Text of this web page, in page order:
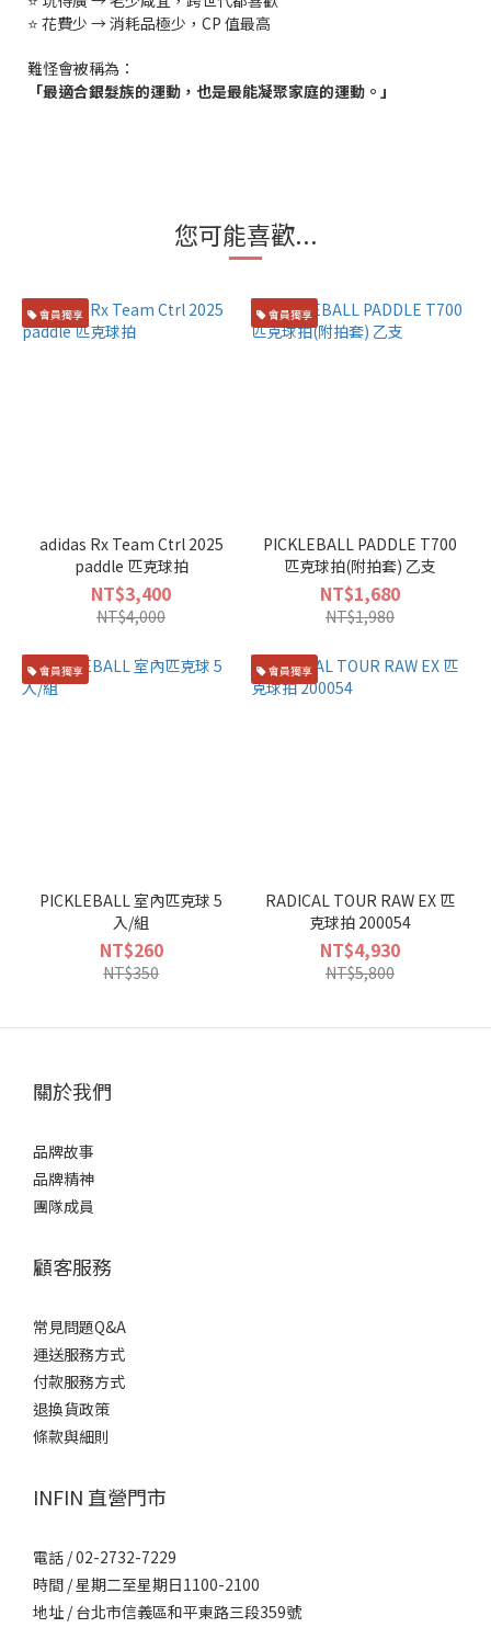
⭐ 花費少 →消耗品極少， CP 值最高
難怪會被稱為：
「最適合銀髮族的運動，也是最能凝聚家庭的運動。」
您可能喜歡...
會員獨享
adidas Rx Team Ctrl 2025
paddle 匹克球拍
NT$3,400
NT$4,000
會員獨享
PICKLEBALL PADDLE T700
匹克球拍(附拍套) 乙支
NT$1,680
NT$1,980
會員獨享
PICKLEBALL 室內匹克球 5
入/組
NT$260
NT$350
會員獨享
RADICAL TOUR RAW EX 匹
克球拍 200054
NT$4,930
NT$5,800
關於我們
品牌故事
品牌精神
團隊成員
顧客服務
常見問題Q&A
運送服務方式
付款服務方式
退換貨政策
條款與細則
INFIN 直營門市
電話 / 02-2732-7229
時間 / 星期二至星期日1100-2100
地址 / 台北市信義區和平東路三段359號